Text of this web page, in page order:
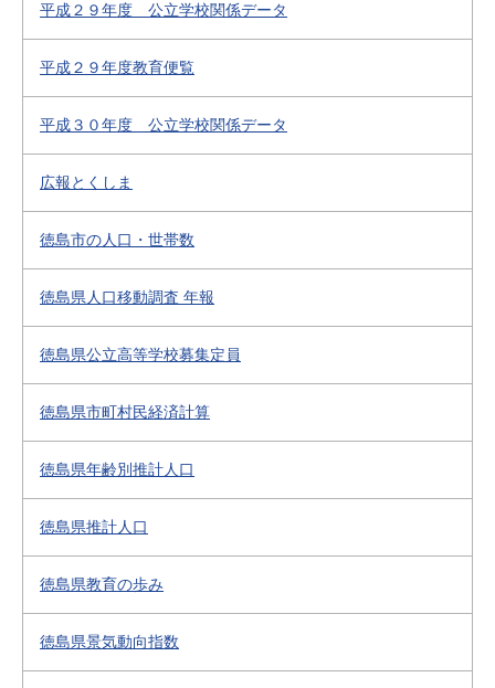
平成２９年度 公立学校関係データ
平成２９年度教育便覧
平成３０年度 公立学校関係データ
広報とくしま
徳島市の人口・世帯数
徳島県人口移動調査 年報
徳島県公立高等学校募集定員
徳島県市町村民経済計算
徳島県年齢別推計人口
徳島県推計人口
徳島県教育の歩み
徳島県景気動向指数